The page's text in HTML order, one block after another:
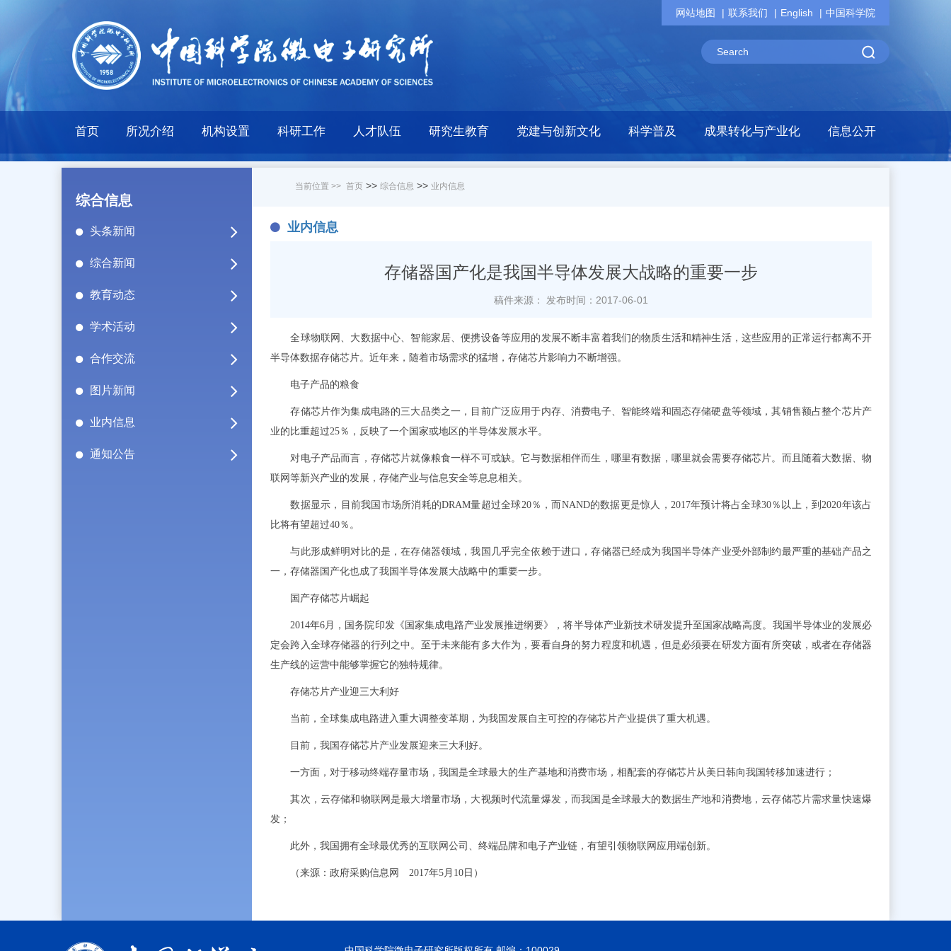
网站地图 联系我们 English 中国科学院
首页 所况介绍 机构设置 科研工作 人才队伍 研究生教育 党建与创新文化 科学普及 成果转化与产业化 信息公开
综合信息
头条新闻
综合新闻
教育动态
学术活动
合作交流
图片新闻
业内信息
通知公告
当前位置 >> 首页 >> 综合信息 >> 业内信息
业内信息
存储器国产化是我国半导体发展大战略的重要一步
稿件来源： 发布时间：2017-06-01
全球物联网、大数据中心、智能家居、便携设备等应用的发展不断丰富着我们的物质生活和精神生活，这些应用的正常运行都离不开
半导体数据存储芯片。近年来，随着市场需求的猛增，存储芯片影响力不断增强。
电子产品的粮食
存储芯片作为集成电路的三大品类之一，目前广泛应用于内存、消费电子、智能终端和固态存储硬盘等领域，其销售额占整个芯片产
业的比重超过25％，反映了一个国家或地区的半导体发展水平。
对电子产品而言，存储芯片就像粮食一样不可或缺。它与数据相伴而生，哪里有数据，哪里就会需要存储芯片。而且随着大数据、物
联网等新兴产业的发展，存储产业与信息安全等息息相关。
数据显示，目前我国市场所消耗的DRAM量超过全球20％，而NAND的数据更是惊人，2017年预计将占全球30％以上，到2020年该占
比将有望超过40％。
与此形成鲜明对比的是，在存储器领域，我国几乎完全依赖于进口，存储器已经成为我国半导体产业受外部制约最严重的基础产品之
一，存储器国产化也成了我国半导体发展大战略中的重要一步。
国产存储芯片崛起
2014年6月，国务院印发《国家集成电路产业发展推进纲要》，将半导体产业新技术研发提升至国家战略高度。我国半导体业的发展必
定会跨入全球存储器的行列之中。至于未来能有多大作为，要看自身的努力程度和机遇，但是必须要在研发方面有所突破，或者在存储器
生产线的运营中能够掌握它的独特规律。
存储芯片产业迎三大利好
当前，全球集成电路进入重大调整变革期，为我国发展自主可控的存储芯片产业提供了重大机遇。
目前，我国存储芯片产业发展迎来三大利好。
一方面，对于移动终端存量市场，我国是全球最大的生产基地和消费市场，相配套的存储芯片从美日韩向我国转移加速进行；
其次，云存储和物联网是最大增量市场，大视频时代流量爆发，而我国是全球最大的数据生产地和消费地，云存储芯片需求量快速爆
发；
此外，我国拥有全球最优秀的互联网公司、终端品牌和电子产业链，有望引领物联网应用端创新。
（来源：政府采购信息网 2017年5月10日）